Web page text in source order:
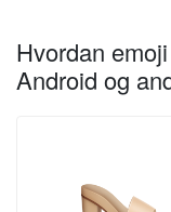
Hvordan
Android og